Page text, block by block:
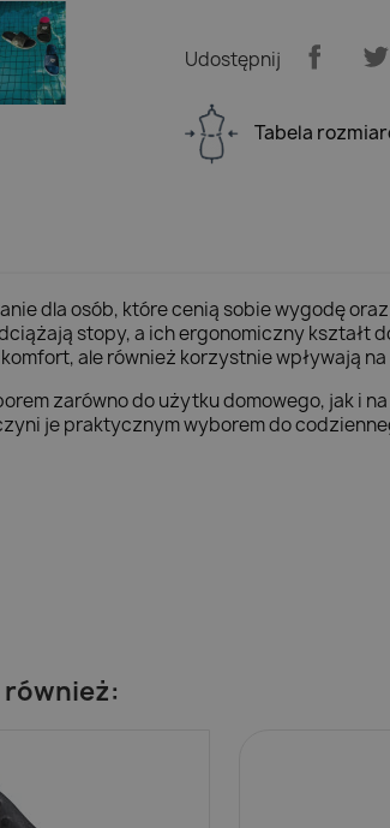
Udostępnij
Tabela
dla osób, które cenią sobie wygodę
stopy, a ich ergonomiczny kształt
ale również korzystnie wpływają
zarówno do użytku domowego, jak i
je praktycznym wyborem do